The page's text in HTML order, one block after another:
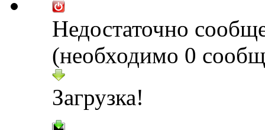
Недостаточно
(необходимо 0
Загрузка!